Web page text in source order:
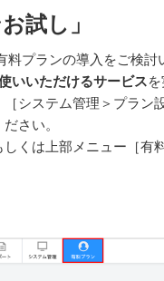
試し」
プランの導入をご検討
いいただけるサービス
システム管理＞プラン
さい。
くは上部メニュー［有